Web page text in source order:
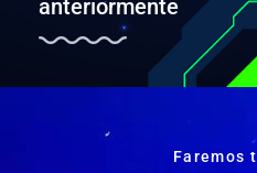
anteriormente
Faremos